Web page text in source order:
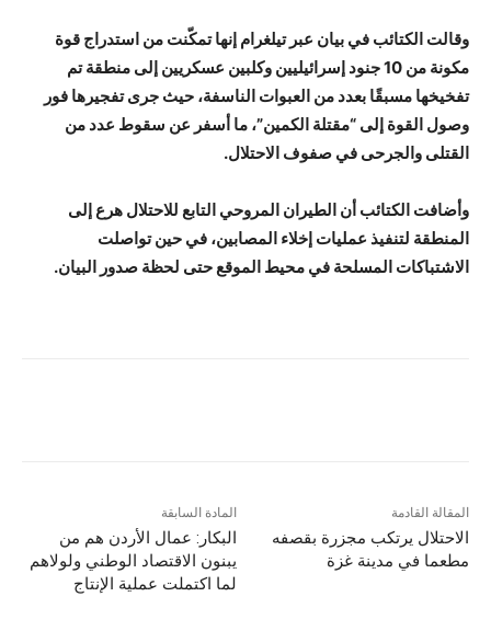
وقالت الكتائب في بيان عبر تيلغرام إنها تمكّنت من استدراج قوة
مكونة من 10 جنود إسرائيليين وكلبين عسكريين إلى منطقة تم
تفخيخها مسبقًا بعدد من العبوات الناسفة، حيث جرى تفجيرها فور
وصول القوة إلى “مقتلة الكمين”، ما أسفر عن سقوط عدد من
القتلى والجرحى في صفوف الاحتلال.
وأضافت الكتائب أن الطيران المروحي التابع للاحتلال هرع إلى
المنطقة لتنفيذ عمليات إخلاء المصابين، في حين تواصلت
الاشتباكات المسلحة في محيط الموقع حتى لحظة صدور البيان.
المادة السابقة
البكار: عمال الأردن هم من
يبنون الاقتصاد الوطني ولولاهم
لما اكتملت عملية الإنتاج
المقالة القادمة
الاحتلال يرتكب مجزرة بقصفه
مطعما في مدينة غزة